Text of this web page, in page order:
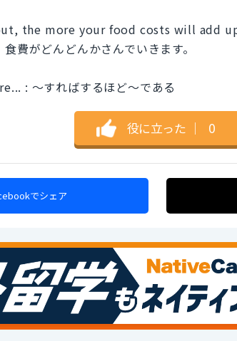
the more your food costs will add
費がどんどんかさんでいきます。
: ～すればするほど～である
役に立った ｜ 0
でシェア